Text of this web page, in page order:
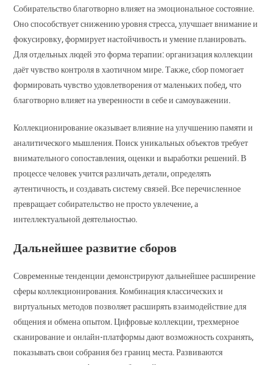
Собирательство благотворно влияет на эмоциональное состояние.
Оно способствует снижению уровня стресса, улучшает внимание и
фокусировку, формирует настойчивость и умение планировать.
Для отдельных людей это форма терапии: организация коллекции
даёт чувство контроля в хаотичном мире. Также, сбор помогает
формировать чувство удовлетворения от маленьких побед, что
благотворно влияет на уверенности в себе и самоуважении.
Коллекционирование оказывает влияние на улучшению памяти и
аналитического мышления. Поиск уникальных объектов требует
внимательного сопоставления, оценки и выработки решений. В
процессе человек учится различать детали, определять
аутентичность, и создавать систему связей. Все перечисленное
превращает собирательство не просто увлечение, а
интеллектуальной деятельностью.
Дальнейшее развитие сборов
Современные тенденции демонстрируют дальнейшее расширение
сферы коллекционирования. Комбинация классических и
виртуальных методов позволяет расширять взаимодействие для
общения и обмена опытом. Цифровые коллекции, трехмерное
сканирование и онлайн-платформы дают возможность сохранять,
показывать свои собрания без границ места. Развиваются